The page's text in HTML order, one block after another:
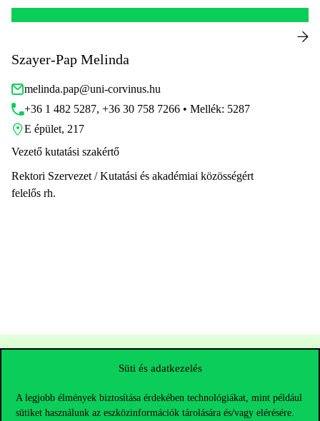
Süti és adatkezelés
A legjobb élmények biztosítása érdekében technológiákat, mint például
sütiket használunk az eszközinformációk tárolására és/vagy elérésére.
Szayer-Pap Melinda
melinda.pap@uni-corvinus.hu
+36 1 482 5287, +36 30 758 7266 • Mellék: 5287
E épület, 217
Vezető kutatási szakértő
Rektori Szervezet / Kutatási és akadémiai közösségért
felelős rh.